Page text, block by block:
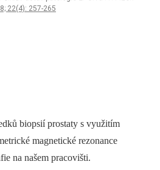
22(4): 257-265
biopsií prostaty s využitím
magnetické rezonance
na našem pracovišti.